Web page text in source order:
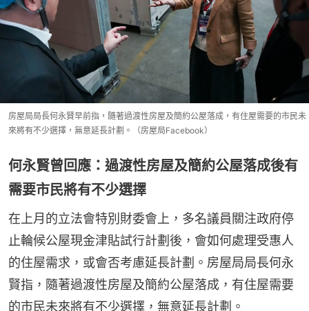
房屋局局長何永賢早前指，隨著過渡性房屋及簡約公屋落成，有住屋需要的市民未
來將有不少選擇，無意延長計劃。（房屋局Facebook）
何永賢曾回應：過渡性房屋及簡約公屋落成後有
需要市民將有不少選擇
在上月的立法會特別財委會上，多名議員關注政府停
止輪候公屋現金津貼試行計劃後，會如何處理受惠人
的住屋需求，或會否考慮延長計劃。房屋局局長何永
賢指，隨著過渡性房屋及簡約公屋落成，有住屋需要
的市民未來將有不少選擇，無意延長計劃。